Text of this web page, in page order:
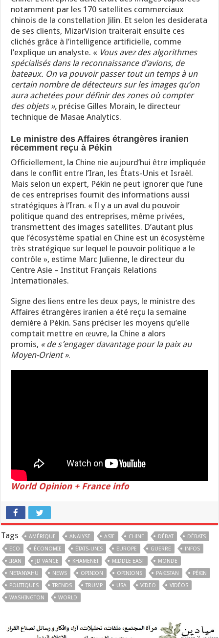
notamment par les 170 satellites commerciaux
chinois de la constellation Jilin. Et selon les desiderata
de ses clients, MizarVision traiterait ensuite ces
clichés grâce à l’intelligence artificielle, comme
l’explique un analyste. « Vous avez des algorithmes
spécialisés dans la reconnaissance d’avions, de
bateaux. On va pouvoir passer tout un temps à un
certain nombre de détecteurs sur les images qu’on
aura achetées pour définir des zones où compter
des objets », précise Gilles Morain, le directeur
technique de Masae Analytics.
Le ministre des Affaires étrangères iranien
récemment reçu à Pékin
Officiellement, la Chine nie aujourd’hui être impliquée
dans le conflit entre l’Iran, les États-Unis et Israël.
Mais selon un expert, Pékin ne peut ignorer que l’une
de ces entreprises fournit des informations aussi
stratégiques à l’Iran. « Il y a un aval du pouvoir
politique quand des entreprises, même privées,
transmettent des images satellites. D’autant plus
que l’écosystème spatial en Chine est un écosystème
très stratégique sur lequel le pouvoir politique a le
contrôle », estime Marc Julienne, le directeur du
Centre Asie – Institut Français Relations
Internationales.
Signe des liens entre les deux pays, le ministre des
Affaires étrangères iranien a été reçu la semaine
dernière à Pékin. Sans préciser les moyens qu’elle
comptait mettre en œuvre, la Chine a alors
promis, « de s’engager davantage pour la paix au
Moyen-Orient ».
World Opinion + France info
Tags AMÉRIQUE ANALYSE ASIE CHINE DÉBAT
DÉBATS
ECO
ÉCONOMIE ÉTATS-UNIS EUROPE GUERRE
INFOS
IRAN
JD VANCE KHAMENEI MIDDLE EAST
MONDE
NETANYAHU
NEWS OPINION OPINIONS PAKISTAN
PÉKIN
POLITIQUES
TRENDS TRUMP USA VIDEO
VIDÉOS
WASHINGTON
WORLD